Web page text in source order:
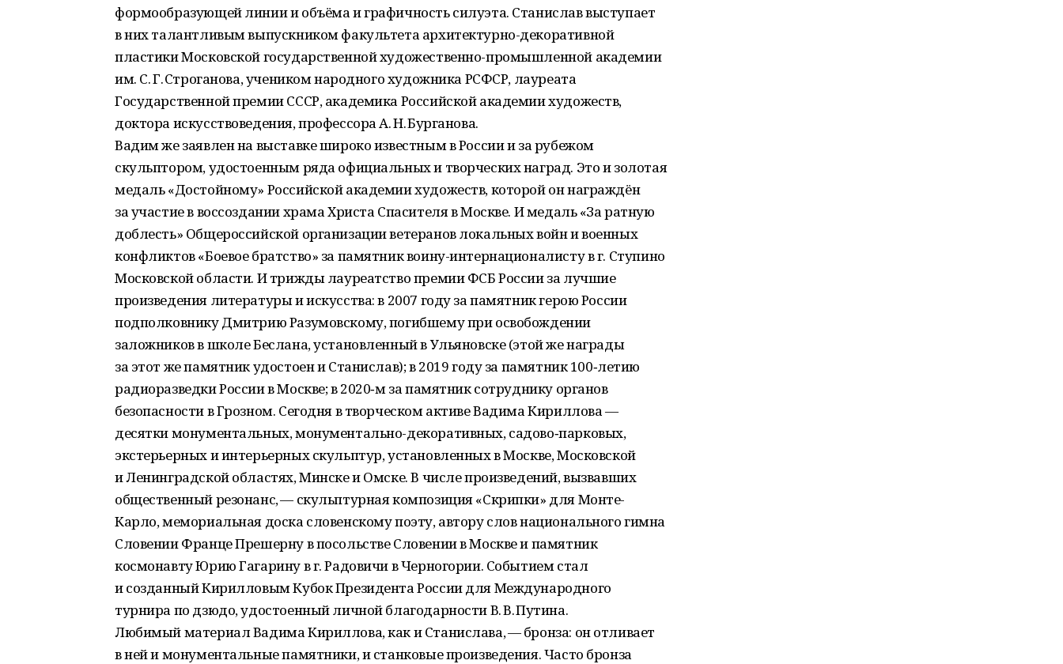
формообразующей линии и объёма и графичность силуэта. Станислав выступает
в них талантливым выпускником факультета архитектурно-декоративной
пластики Московской государственной художественно-промышленной академии
им. С. Г. Строганова, учеником народного художника РСФСР, лауреата
Государственной премии СССР, академика Российской академии художеств,
доктора искусствоведения, профессора А. Н. Бурганова.
Вадим же заявлен на выставке широко известным в России и за рубежом
скульптором, удостоенным ряда официальных и творческих наград. Это и золотая
медаль «Достойному» Российской академии художеств, которой он награждён
за участие в воссоздании храма Христа Спасителя в Москве. И медаль «За ратную
доблесть» Общероссийской организации ветеранов локальных войн и военных
конфликтов «Боевое братство» за памятник воину-интернационалисту в г. Ступино
Московской области. И трижды лауреатство премии ФСБ России за лучшие
произведения литературы и искусства: в 2007 году за памятник герою России
подполковнику Дмитрию Разумовскому, погибшему при освобождении
заложников в школе Беслана, установленный в Ульяновске (этой же награды
за этот же памятник удостоен и Станислав); в 2019 году за памятник 100‑летию
радиоразведки России в Москве; в 2020‑м за памятник сотруднику органов
безопасности в Грозном. Сегодня в творческом активе Вадима Кириллова —
десятки монументальных, монументально-декоративных, садово‑парковых,
экстерьерных и интерьерных скульптур, установленных в Москве, Московской
и Ленинградской областях, Минске и Омске. В числе произведений, вызвавших
общественный резонанс, — скульптурная композиция «Cкрипки» для Монте-
Карло, мемориальная доска словенскому поэту, автору слов национального гимна
Словении Франце Прешерну в посольстве Словении в Москве и памятник
космонавту Юрию Гагарину в г. Радовичи в Черногории. Событием стал
и созданный Кирилловым Кубок Президента России для Международного
турнира по дзюдо, удостоенный личной благодарности В. В. Путина.
Любимый материал Вадима Кириллова, как и Станислава, — бронза: он отливает
в ней и монументальные памятники, и станковые произведения. Часто бронза